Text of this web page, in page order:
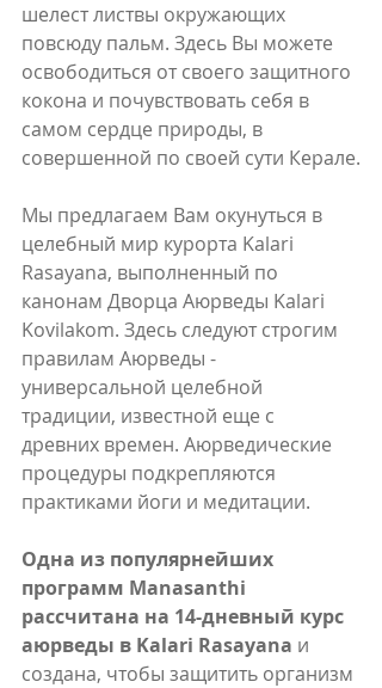
шелест листвы окружающих
повсюду пальм. Здесь Вы можете
освободиться от своего защитного
кокона и почувствовать себя в
самом сердце природы, в
совершенной по своей сути Керале.
Мы предлагаем Вам окунуться в
целебный мир курорта Kalari
Rasayana, выполненный по
канонам Дворца Аюрведы Kalari
Kovilakom. Здесь следуют строгим
правилам Аюрведы -
универсальной целебной
традиции, известной еще с
древних времен. Аюрведические
процедуры подкрепляются
практиками йоги и медитации.
Одна из популярнейших
программ Manasanthi
рассчитана на 14-дневный курс
аюрведы в Kalari Rasayana и
создана, чтобы защитить организм